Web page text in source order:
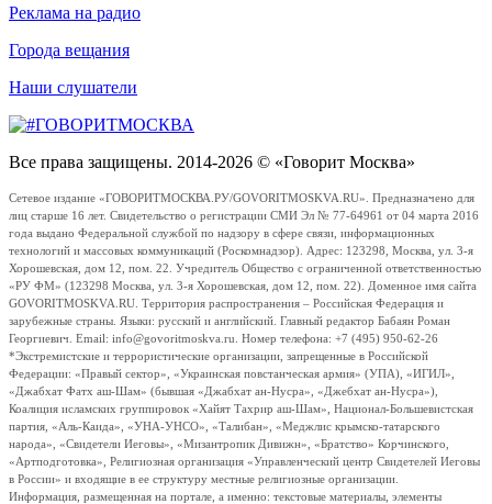
Реклама на радио
Города вещания
Наши слушатели
Все права защищены. 2014-2026 © «Говорит Москва»
Сетевое издание «ГОВОРИТМОСКВА.РУ/GOVORITMOSKVA.RU». Предназначено для
лиц старше 16 лет. Свидетельство о регистрации СМИ Эл № 77-64961 от 04 марта 2016
года выдано Федеральной службой по надзору в сфере связи, информационных
технологий и массовых коммуникаций (Роскомнадзор). Адрес: 123298, Москва, ул. 3-я
Хорошевская, дом 12, пом. 22. Учредитель Общество с ограниченной ответственностью
«РУ ФМ» (123298 Москва, ул. 3-я Хорошевская, дом 12, пом. 22). Доменное имя сайта
GOVORITMOSKVA.RU. Территория распространения – Российская Федерация и
зарубежные страны. Языки: русский и английский. Главный редактор Бабаян Роман
Георгиевич. Email: info@govoritmoskva.ru. Номер телефона: +7 (495) 950-62-26
*Экстремистские и террористические организации, запрещенные в Российской
Федерации: «Правый сектор», «Украинская повстанческая армия» (УПА), «ИГИЛ»,
«Джабхат Фатх аш-Шам» (бывшая «Джабхат ан-Нусра», «Джебхат ан-Нусра»),
Коалиция исламских группировок «Хайят Тахрир аш-Шам», Национал-Большевистская
партия, «Аль-Каида», «УНА-УНСО», «Талибан», «Меджлис крымско-татарского
народа», «Свидетели Иеговы», «Мизантропик Дивижн», «Братство» Корчинского,
«Артподготовка», Религиозная организация «Управленческий центр Свидетелей Иеговы
в России» и входящие в ее структуру местные религиозные организации.
Информация, размещенная на портале, а именно: текстовые материалы, элементы